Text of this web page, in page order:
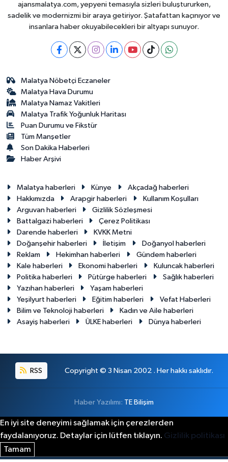
ajansmalatya.com, yepyeni temasıyla sizleri buluştururken,
sadelik ve modernizmi bir araya getiriyor. Şatafattan kaçınıyor ve
insanlara haber okuyabilecekleri bir altyapı sunuyor.
Malatya Nöbetçi Eczaneler
Malatya Hava Durumu
Malatya Namaz Vakitleri
Malatya Trafik Yoğunluk Haritası
Puan Durumu ve Fikstür
Tüm Manşetler
Son Dakika Haberleri
Haber Arşivi
Malatya haberleri Künye
Akçadağ haberleri
Hakkımızda
Arapgir haberleri
Kullanım Koşulları
Arguvan haberleri
Gizlilik Sözleşmesi
Battalgazi haberleri
Çerez Politikası
Darende haberleri
KVKK Metni
Doğanşehir haberleri
İletişim
Doğanyol haberleri
Reklam
Hekimhan haberleri
Gündem haberleri
Kale haberleri
Ekonomi haberleri
Kuluncak haberleri
Politika haberleri
Pütürge haberleri
Sağlık haberleri
Yazıhan haberleri
Yaşam haberleri
Yeşilyurt haberleri
Eğitim haberleri
Vefat Haberleri
Bilim ve Teknoloji haberleri
Kadın ve Aile haberleri
Asayiş haberleri
ÜLKE haberleri Dünya haberleri
RSS Copyright © 3 Nisan 2002 . Her hakkı saklıdır.
Haber Yazılımı: TE Bilişim
En iyi site deneyimi sağlamak için çerezlerden
faydalanıyoruz. Detaylar için lütfen tıklayın. Gizlilik politikası
Tamam